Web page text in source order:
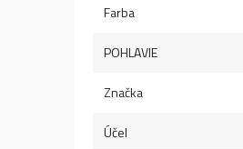
Farba
POHLAVIE
Značka
Účel